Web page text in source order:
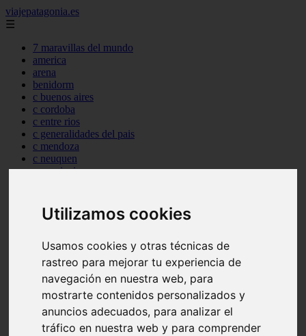
Utilizamos cookies
Usamos cookies y otras técnicas de
rastreo para mejorar tu experiencia de
navegación en nuestra web, para
mostrarte contenidos personalizados y
anuncios adecuados, para analizar el
tráfico en nuestra web y para comprender
viajepatagonia.es
☰
7 maravillas del mundo
america
arena
benidorm
c buenos aires
c cordoba
c entre rios
c generalidades del pais
c mendoza
c neuquen
c provincias
c tierra de fuego
c tucuman
carmen
category
destinos
gijon
lanzarote
monumentos
naturaleza